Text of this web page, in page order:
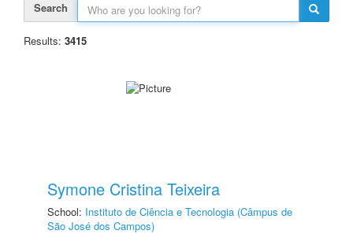
Search
Results: 3415
Symone Cristina Teixeira
School: Instituto de Ciência e Tecnologia (Câmpus de
São José dos Campos)